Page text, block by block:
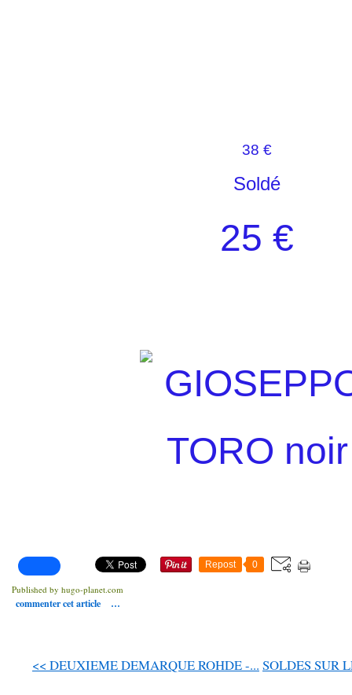
38 €
Soldé
25 €
Repost 0
Published by hugo-planet.com
commenter cet article …
<< DEUXIEME DEMARQUE ROHDE -... SOLDES SUR